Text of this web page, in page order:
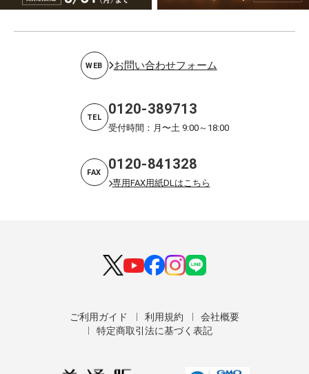
WEB お問い合わせフォーム
TEL 0120-389713
受付時間：月〜土 9:00～18:00
FAX 0120-841328
専用FAX用紙DLはこちら
ご利用ガイド 利用規約
会社概要
特定商取引法に基づく表記